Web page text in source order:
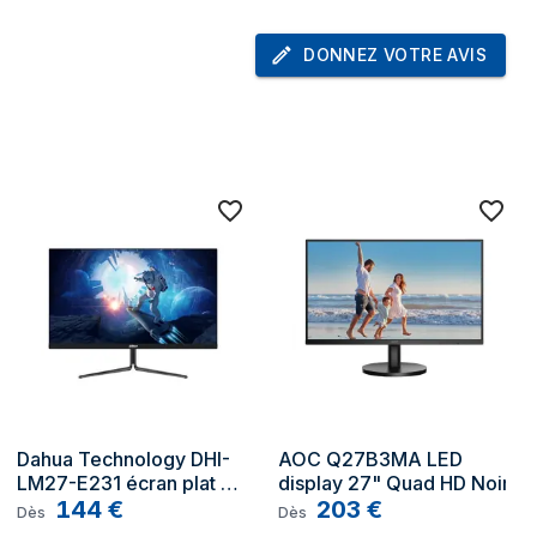
Oui
Oui
75 x 75 mm
Oui
0 - 90°
DONNEZ VOTRE AVIS
Dahua Technology DHI-
LM27-E231 écran plat de
PC 27" Full HD LED Noir
Dès 144 €
AOC Q27B3MA LED
display 27" Quad HD Noir
Dès 203 €